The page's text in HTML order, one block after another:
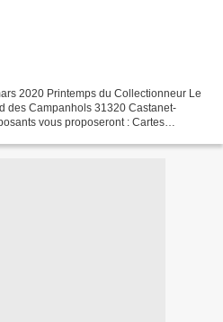
2020 Printemps du Collectionneur Le
des Campanhols 31320 Castanet-
vous proposeront : Cartes